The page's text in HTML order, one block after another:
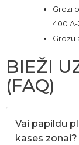
Grozi
400
Grozu
BIEŽI
(FAQ)
Vai papildu
kases zonai?